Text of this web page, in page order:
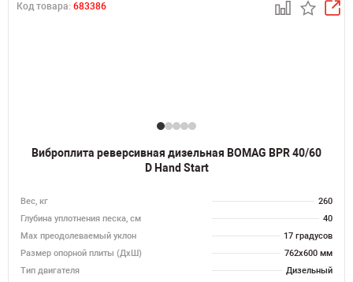
Код товара: 683386
Виброплита реверсивная дизельная BOMAG BPR 40/60
D Hand Start
Вес, кг
260
Глубина уплотнения песка, см
40
Max преодолеваемый уклон
17 градусов
Размер опорной плиты (ДхШ)
762х600 мм
Тип двигателя
Дизельный